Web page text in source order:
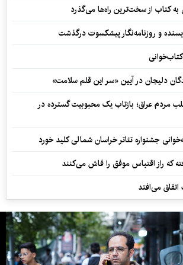
کتاب از سخت‌ترین راه‌ها می‌گذرد
و روزنامه‌نگار پیشکسوت درگذشت
مردم عراق؛ بازتاب یک محبوبیت گسترده در
جشنواره تئاتر خراسان شمالی کلید خورد
که راز اقتباس موفق را فاش می‌کنند
می‌افتد